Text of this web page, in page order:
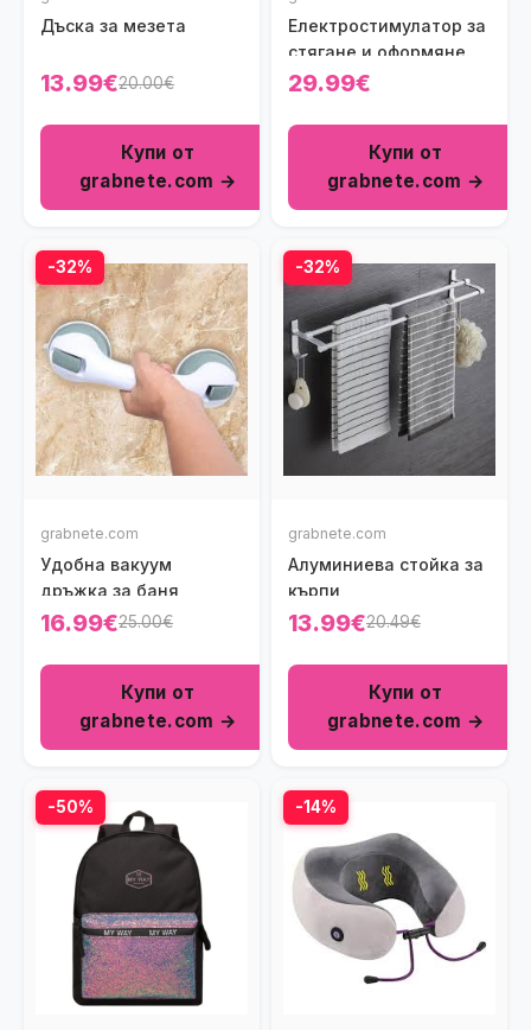
Дъска за мезета
13.99€20.00€
Купи от
grabnete.com →
Електростимулатор за
стягане и оформяне
на мускули
29.99€
Купи от
grabnete.com →
-32%
grabnete.com
Удобна вакуум
дръжка за баня
16.99€25.00€
Купи от
grabnete.com →
-32%
grabnete.com
Алуминиева стойка за
кърпи
13.99€20.49€
Купи от
grabnete.com →
-50% -14%